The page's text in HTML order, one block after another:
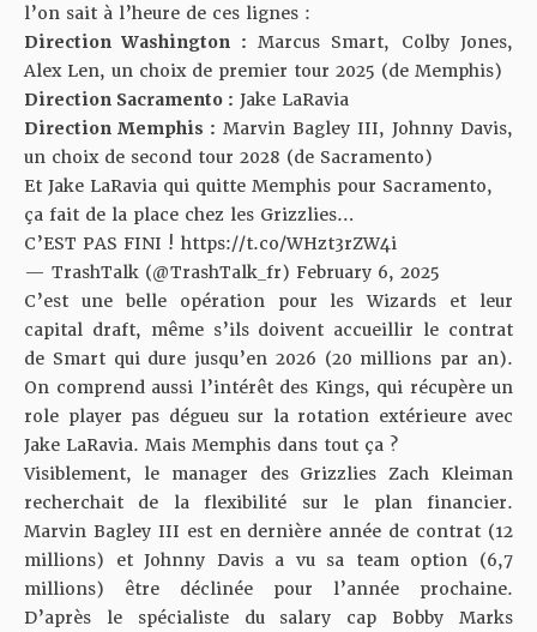
l’on sait à l’heure de ces lignes :
Direction Washington : Marcus Smart, Colby Jones,
Alex Len, un choix de premier tour 2025 (de Memphis)
Direction Sacramento : Jake LaRavia
Direction Memphis : Marvin Bagley III, Johnny Davis,
un choix de second tour 2028 (de Sacramento)
Et Jake LaRavia qui quitte Memphis pour Sacramento,
ça fait de la place chez les Grizzlies…
C’EST PAS FINI ! https://t.co/WHzt3rZW4i
— TrashTalk (@TrashTalk_fr) February 6, 2025
C’est une belle opération pour les Wizards et leur
capital draft, même s’ils doivent accueillir le contrat
de Smart qui dure jusqu’en 2026 (20 millions par an).
On comprend aussi l’intérêt des Kings, qui récupère un
role player pas dégueu sur la rotation extérieure avec
Jake LaRavia. Mais Memphis dans tout ça ?
Visiblement, le manager des Grizzlies Zach Kleiman
recherchait de la flexibilité sur le plan financier.
Marvin Bagley III est en dernière année de contrat (12
millions) et Johnny Davis a vu sa team option (6,7
millions) être déclinée pour l’année prochaine.
D’après le spécialiste du salary cap Bobby Marks